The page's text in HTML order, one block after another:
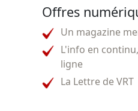
Offres
Un magazine
L'info en
ligne
La Lettre de VRT